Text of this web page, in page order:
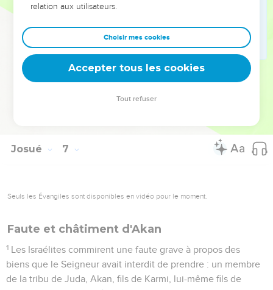
l’homme qui tentera de reconstruire cette ville. Il en creusera
au prix de son fils cadet. »
Le Seigneur fut avec Josué, dont la renommée se répandit
dans tout le pays.
© Société biblique française – Bibli’O, 1997, avec autorisation. Pour vous procurer
Josué 7
Seuls les Évangiles sont disponibles en vidéo pour le moment.
Faute et châtiment d'Akan
1 Les Israélites commirent une faute grave à propos des
biens que le Seigneur avait interdit de prendre : un membre
de la tribu de Juda, Akan, fils de Karmi, lui-même fils de
relation aux utilisateurs.
Choisir mes cookies
Accepter tous les cookies
Tout refuser